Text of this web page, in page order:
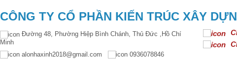
CÔNG TY CỔ PHẦN KIẾN TRÚC XÂY
Đường 48, Phường Hiệp Bình Chánh, Thủ Đức ,Hồ Chí
Minh
alonhaxinh2018@gmail.com
0936078846